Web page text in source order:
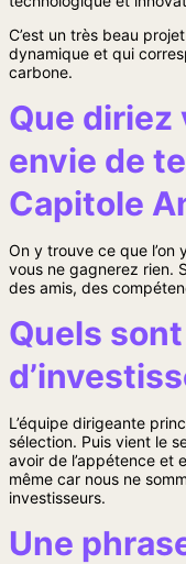
C’est un très beau
dynamique et qui
carbone.
Que diriez
envie de
Capitole
On y trouve ce que
vous ne gagnerez rien.
des amis, des
Quels
L’équipe dirigeante
sélection. Puis vient le
avoir de l’appétence et
même car nous ne
investisseurs.
Une